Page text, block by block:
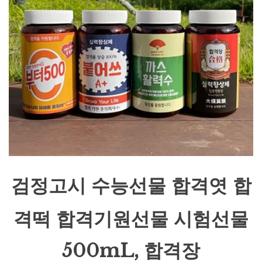
검정고시 수능선물 합격엿 합
격떡 합격기원선물 시험선물
500mL, 합격장